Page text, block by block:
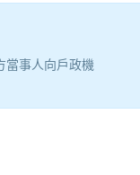
當事人向戶政機